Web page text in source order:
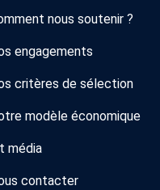
nous soutenir ?
engagements
critères de sélection
modèle économique
média
contacter